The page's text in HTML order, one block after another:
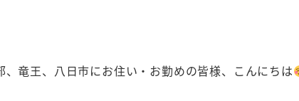
竜王、八日市にお住い・お勤めの皆様、こんにちは